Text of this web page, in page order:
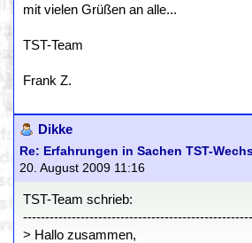
mit vielen Grüßen an alle...
TST-Team
Frank Z.
Dikke
Re: Erfahrungen in Sachen TST-
20. August 2009 11:16
TST-Team schrieb:
> Hallo zusammen,